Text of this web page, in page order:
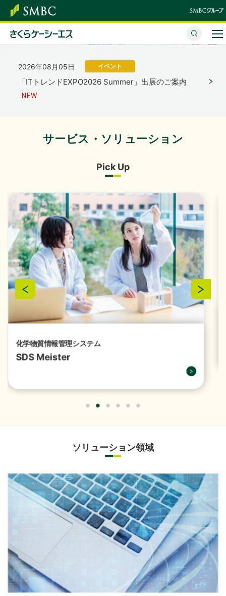
「さくらケーシーエス、ヴィッセル神戸オフィシャル
パートナーとして2026/27シーズンを応援」を掲載し
ました。
（4,123KB）
2026年08月05日 イベント
「ITトレンドEXPO2026 Summer」出展のご案内
2026年07月31日 経営・財務
2026年07月31日 経営・財務
2027年３月期 第１四半期決算短信〔日本基準〕（連
結）
（356KB）
2026年07月29日 経営・財務
『1,149件のAI活用アイデアが集結「生成AIプロンプト
コンテストを開催」』を掲載しました。
（4,221KB）
2026年07月16日
了に関するお知らせ
（88KB）
2026年07月08日 経営・財務
「さくらケーシーエスボランティア基金」の2025年度
寄付先を掲載しました。
2026年07月01日
ISR社主催セミナー『迫る、経済産業省「サプライチェ
ーン強化に向けたセキュリティ対策評価制度」今すぐ
サービス・ソリューション
Pick Up
セキュリティとインフラのワンストップソリューション
Secu x Fra
ソリューション領域
サービス・ソリューション
採用情報
お問い合わせ